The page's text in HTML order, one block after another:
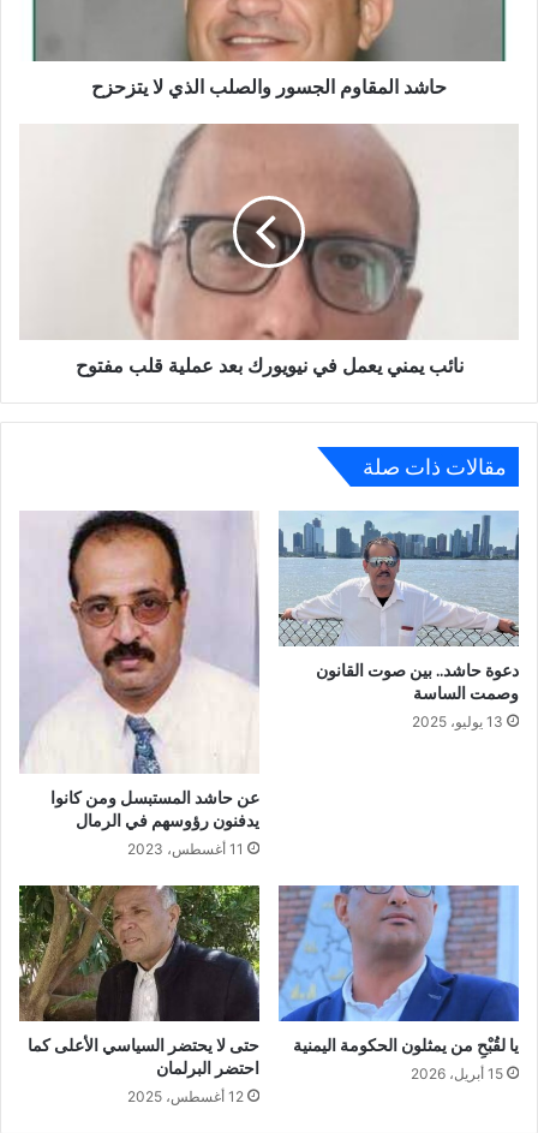
حاشد المقاوم الجسور والصلب الذي لا يتزحزح
مفتوح
نائب يمني يعمل في نيويورك بعد عملية قلب مفتوح
مقالات ذات صلة
دعوة حاشد.. بين صوت القانون
وصمت الساسة
13 يوليو، 2025
عن حاشد المستبسل ومن كانوا
يدفنون رؤوسهم في الرمال
11 أغسطس، 2023
يا لقُبْحِ من يمثلون الحكومة اليمنية
15 أبريل، 2026
حتى لا يحتضر السياسي الأعلى كما
احتضر البرلمان
12 أغسطس، 2025